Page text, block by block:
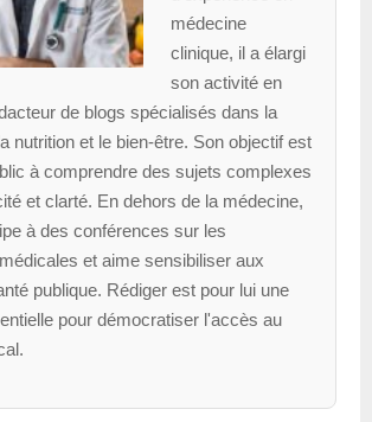
médecine
clinique, il a élargi
son activité en
de blogs spécialisés dans la
nutrition et le bien-être. Son objectif est
à comprendre des sujets complexes
et clarté. En dehors de la médecine,
à des conférences sur les
et aime sensibiliser aux
publique. Rédiger est pour lui une
pour démocratiser l'accès au